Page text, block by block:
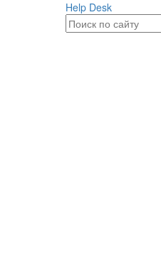
Help Desk